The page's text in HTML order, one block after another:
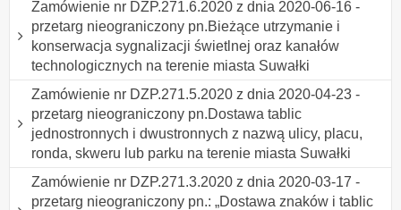
Zamówienie nr DZP.271.6.2020 z dnia 2020-06-16 -
przetarg nieograniczony pn.Bieżące utrzymanie i
konserwacja sygnalizacji świetlnej oraz kanałów
technologicznych na terenie miasta Suwałki
Zamówienie nr DZP.271.5.2020 z dnia 2020-04-23 -
przetarg nieograniczony pn.Dostawa tablic
jednostronnych i dwustronnych z nazwą ulicy, placu,
ronda, skweru lub parku na terenie miasta Suwałki
Zamówienie nr DZP.271.3.2020 z dnia 2020-03-17 -
przetarg nieograniczony pn.: „Dostawa znaków i tablic